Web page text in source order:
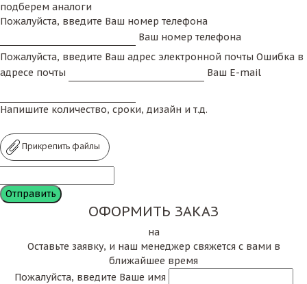
подберем аналоги
Пожалуйста, введите Ваш номер телефона
Ваш номер телефона
Пожалуйста, введите Ваш адрес электронной почты Ошибка в
адресе почты
Ваш E-mail
Напишите количество, сроки, дизайн и т.д.
Прикрепить файлы
ОФОРМИТЬ ЗАКАЗ
на
Оставьте заявку, и наш менеджер свяжется с вами в
ближайшее время
Пожалуйста, введите Ваше имя